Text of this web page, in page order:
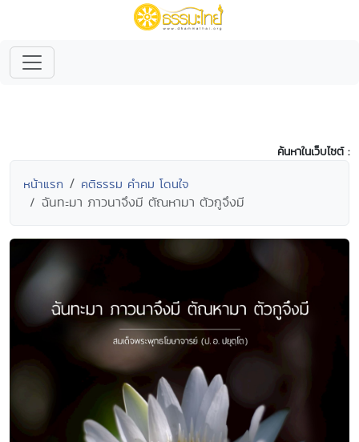
ค้นหาในเว็บไซต์ :
หน้าแรก คติธรรม คำคม โดนใจ
ฉันทะมา ภาวนาจึงมี ตัณหามา ตัวกูจึงมี